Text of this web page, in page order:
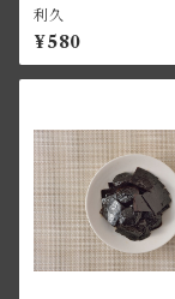
利久
¥580